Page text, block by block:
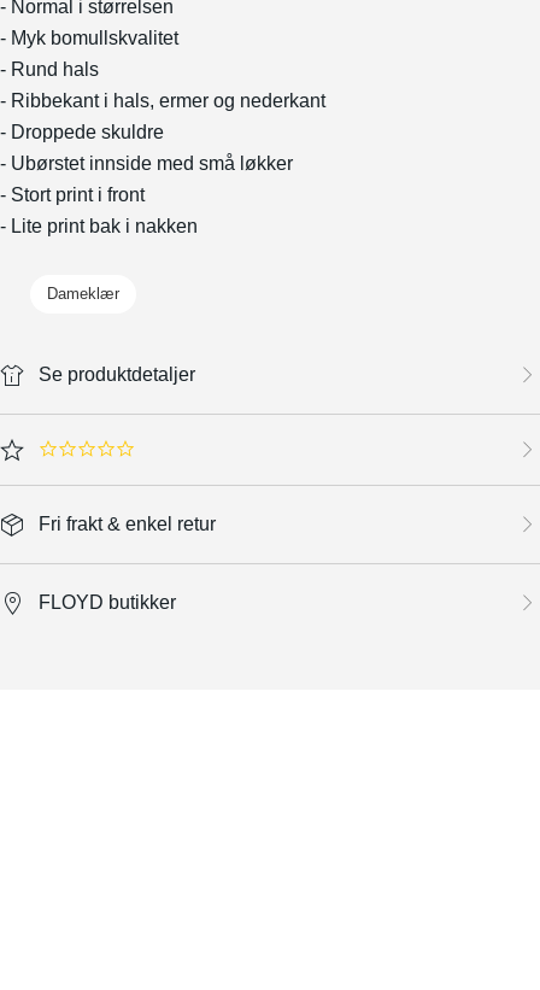
- Normal i størrelsen
- Myk bomullskvalitet
- Rund hals
- Ribbekant i hals, ermer og nederkant
- Droppede skuldre
- Ubørstet innside med små løkker
- Stort print i front
- Lite print bak i nakken
Dameklær
Se produktdetaljer
0.0 star rating
Fri frakt & enkel retur
FLOYD butikker